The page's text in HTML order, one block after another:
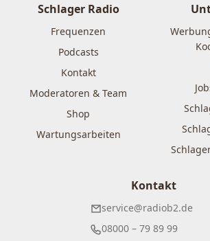
Schlager Radio
Frequenzen
Podcasts
Kontakt
Moderatoren & Team
Shop
Wartungsarbeiten
Kontakt
service@radiob2.de
08000 – 79 89 99